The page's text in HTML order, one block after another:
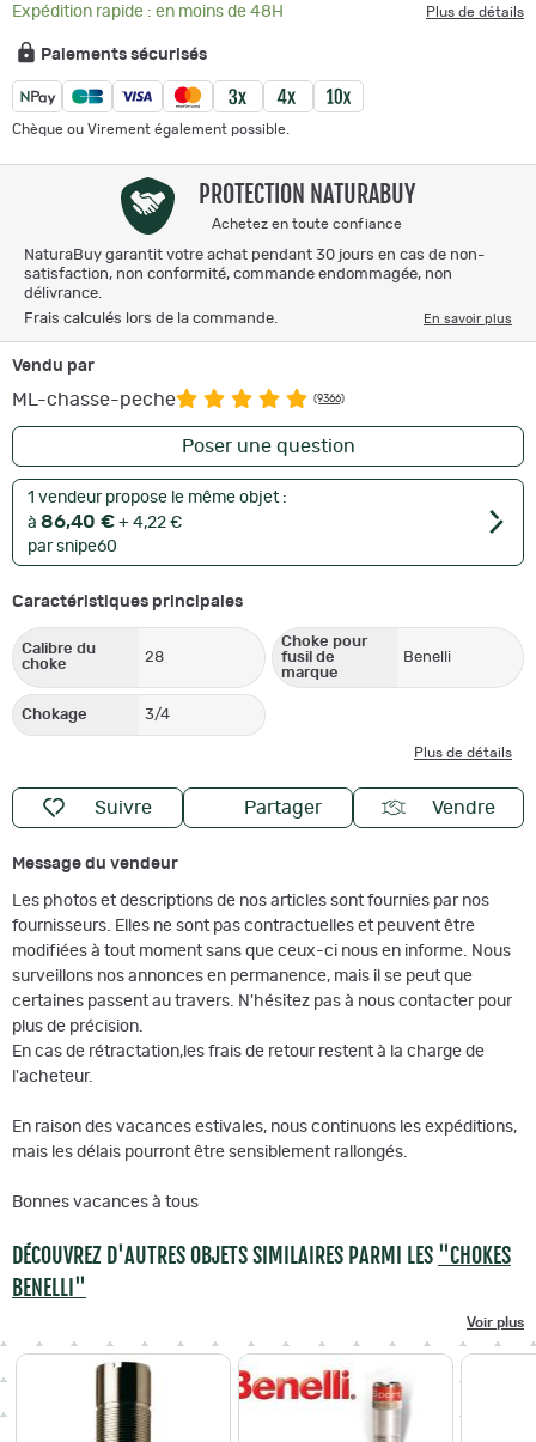
Expédition rapide : en moins de 48H
Plus de détails
Paiements sécurisés
Chèque ou Virement également possible.
PROTECTION NATURABUY
Achetez en toute confiance
NaturaBuy garantit votre achat pendant 30 jours en cas de non-
satisfaction, non conformité, commande endommagée, non
délivrance.
Frais calculés lors de la commande.
En savoir plus
Vendu par
ML-chasse-peche (9366)
Poser une question
1 vendeur propose le même objet :
à 86,40 € + 4,22 €
par snipe60
Caractéristiques principales
Calibre du
choke
28
Choke pour
fusil de
marque
Benelli
Chokage 3/4
Plus de détails
Suivre Partager Vendre
Message du vendeur
Les photos et descriptions de nos articles sont fournies par nos
fournisseurs. Elles ne sont pas contractuelles et peuvent être
modifiées à tout moment sans que ceux-ci nous en informe. Nous
surveillons nos annonces en permanence, mais il se peut que
certaines passent au travers. N'hésitez pas à nous contacter pour
plus de précision.
En cas de rétractation,les frais de retour restent à la charge de
l'acheteur.
En raison des vacances estivales, nous continuons les expéditions,
mais les délais pourront être sensiblement rallongés.
Bonnes vacances à tous
DÉCOUVREZ D'AUTRES OBJETS SIMILAIRES PARMI LES "CHOKES
BENELLI"
Voir plus